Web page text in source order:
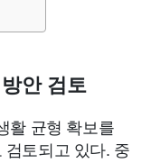
안 검토
활 균형 확보를
토되고 있다. 중